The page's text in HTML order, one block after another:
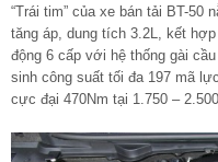
“Trái tim” của xe bán tải BT-50
tăng áp, dung tích 3.2L, kết
động 6 cấp với hệ thống gài
sinh công suất tối đa 197 mã
cực đại 470Nm tại 1.750 –